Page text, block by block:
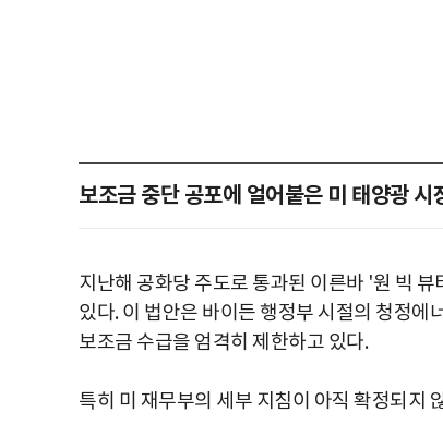
보조금 중단 공포에 얼어붙은 미 태양광 시
지난해 공화당 주도로 통과된 이른바 '원 빅
있다. 이 법안은 바이든 행정부 시절의 청정에
보조금 수급을 엄격히 제한하고 있다.
특히 미 재무부의 세부 지침이 아직 확정되지